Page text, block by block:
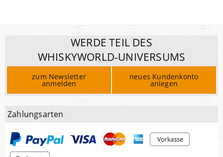
WERDE TEIL DES
WHISKYWORLD-UNIVERSUMS
zum Newsletter
anmelden
neues Kundenkonto
anlegen
Zahlungsarten